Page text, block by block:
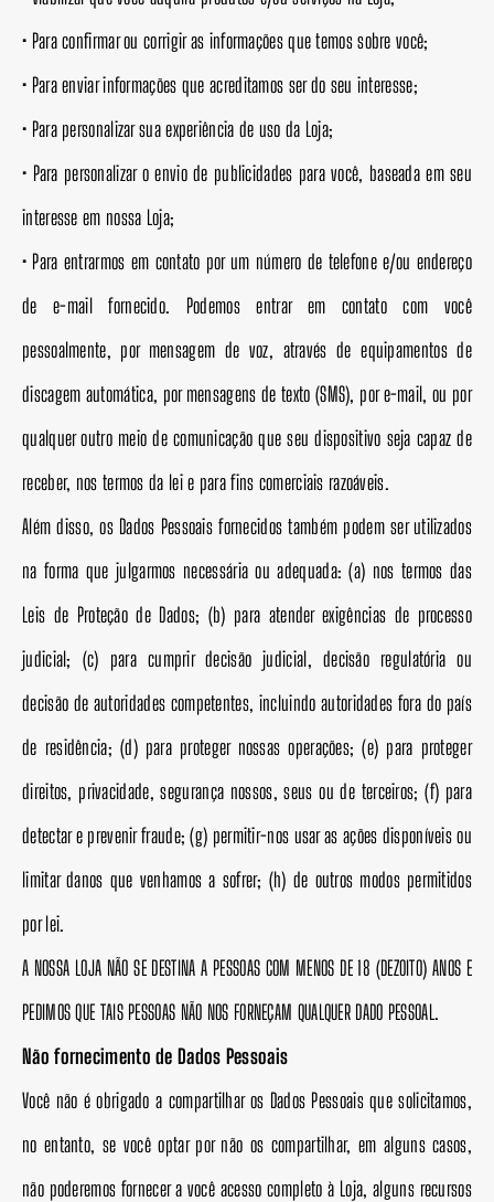
• Para confirmar ou corrigir as informações que temos sobre você;
• Para enviar informações que acreditamos ser do seu interesse;
• Para personalizar sua experiência de uso da Loja;
• Para personalizar o envio de publicidades para você, baseada em seu
interesse em nossa Loja;
• Para entrarmos em contato por um número de telefone e/ou endereço
de e-mail fornecido. Podemos entrar em contato com você
pessoalmente, por mensagem de voz, através de equipamentos de
discagem automática, por mensagens de texto (SMS), por e-mail, ou por
qualquer outro meio de comunicação que seu dispositivo seja capaz de
receber, nos termos da lei e para fins comerciais razoáveis.
Além disso, os Dados Pessoais fornecidos também podem ser utilizados
na forma que julgarmos necessária ou adequada: (a) nos termos das
Leis de Proteção de Dados; (b) para atender exigências de processo
judicial; (c) para cumprir decisão judicial, decisão regulatória ou
decisão de autoridades competentes, incluindo autoridades fora do país
de residência; (d) para proteger nossas operações; (e) para proteger
direitos, privacidade, segurança nossos, seus ou de terceiros; (f) para
detectar e prevenir fraude; (g) permitir-nos usar as ações disponíveis ou
limitar danos que venhamos a sofrer; (h) de outros modos permitidos
por lei.
A NOSSA LOJA NÃO SE DESTINA A PESSOAS COM MENOS DE 18 (DEZOITO) ANOS E
PEDIMOS QUE TAIS PESSOAS NÃO NOS FORNEÇAM QUALQUER DADO PESSOAL.
Não fornecimento de Dados Pessoais
Você não é obrigado a compartilhar os Dados Pessoais que solicitamos,
no entanto, se você optar por não os compartilhar, em alguns casos,
não poderemos fornecer a você acesso completo à Loja, alguns recursos